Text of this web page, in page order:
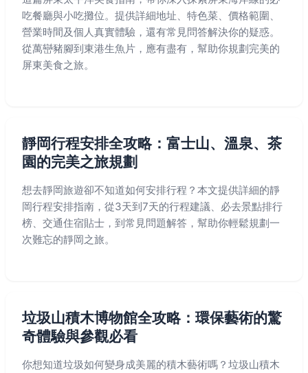
吃餐廳與小吃攤位。提供詳細地址、特色菜、價格範圍、
營業時間及個人真實體驗，還有常見問答解決你的疑惑。
從萬巒豬腳到東港生魚片，應有盡有，幫助你規劃完美的
屏東美食之旅。
靜岡行程安排全攻略：富士山、溫泉、茶
園的完美之旅規劃
想去靜岡旅遊卻不知道如何安排行程？本文提供詳細的靜
岡行程安排指南，從3天到7天的行程建議、必去景點排行
榜、交通住宿貼士，到常見問題解答，幫助你輕鬆規劃一
次難忘的靜岡之旅。
垃圾山積木博物館全攻略：環保藝術的驚
奇體驗與參觀必看
你想知道垃圾如何變身成美麗的積木藝術嗎？垃圾山積木